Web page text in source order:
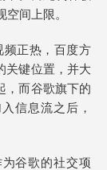
间上限。
频正热，百度方
关键位置，并大
，而谷歌旗下的
信息流之后，
谷歌的社交项